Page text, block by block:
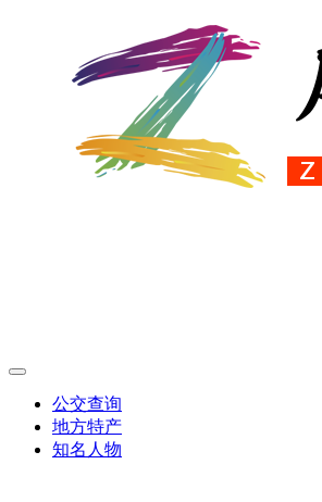
公交查询
地方特产
知名人物